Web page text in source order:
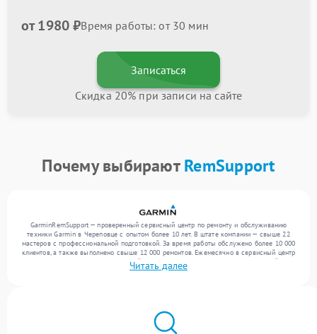
от 1980 ₽Время работы: от 30 мин
Записаться
Скидка 20% при записи на сайте
Почему выбираютRemSupport
GarminRemSupport — проверенный сервисный центр по ремонту и обслуживанию
техники Garmin в Череповце с опытом более 10 лет. В штате компании — свыше 22
мастеров с профессиональной подготовкой. За время работы обслужено более 10 000
клиентов, а также выполнено свыше 12 000 ремонтов. Ежемесячно в сервисный центр
поступает более 300 обращений, включая , , . Мы устраняем поломки любой
сложности и поддерживаем высокий стандарт качества благодаря квалификации
Читать далее